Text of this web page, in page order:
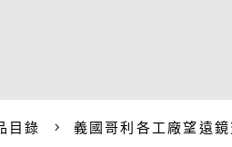
目錄 義國哥利各工廠望遠